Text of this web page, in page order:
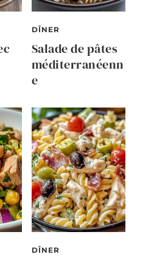
DÎNER
Salade de pâtes
méditerranéenn
e
DÎNER